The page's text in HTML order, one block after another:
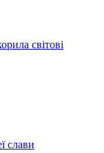
світові
слави